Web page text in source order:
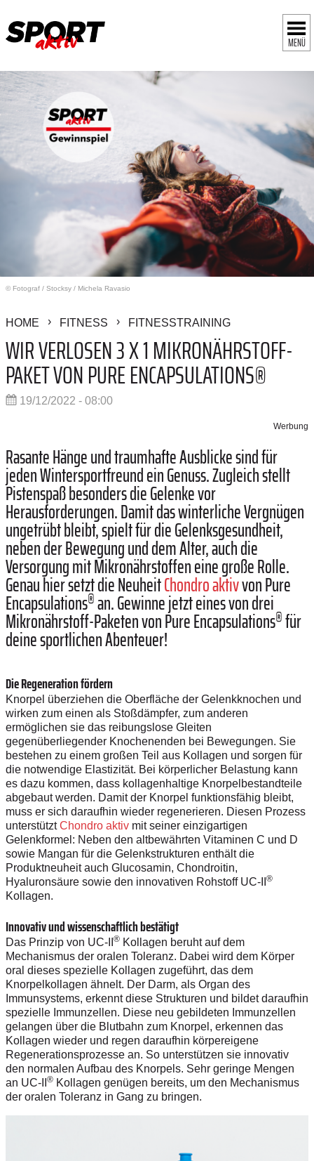
MENÜ
© Fotograf / Stocksy / Michela Ravasio
HOME FITNESS FITNESSTRAINING
WIR VERLOSEN 3 X 1 MIKRONÄHRSTOFF-
PAKET VON PURE ENCAPSULATIONS®
19/12/2022 - 08:00
Werbung
Rasante Hänge und traumhafte Ausblicke sind für
jeden Wintersportfreund ein Genuss. Zugleich stellt
Pistenspaß besonders die Gelenke vor
Herausforderungen. Damit das winterliche Vergnügen
ungetrübt bleibt, spielt für die Gelenksgesundheit,
neben der Bewegung und dem Alter, auch die
Versorgung mit Mikronährstoffen eine große Rolle.
Genau hier setzt die NeuheitChondro aktivvon Pure
Encapsulations®an. Gewinne jetzt eines von drei
Mikronährstoff-Paketen von Pure Encapsulations®für
deine sportlichen Abenteuer!
Die Regeneration fördern
Knorpel überziehen die Oberfläche der Gelenkknochen und
wirken zum einen als Stoßdämpfer, zum anderen
ermöglichen sie das reibungslose Gleiten
gegenüberliegender Knochenenden bei Bewegungen. Sie
bestehen zu einem großen Teil aus Kollagen und sorgen für
die notwendige Elastizität. Bei körperlicher Belastung kann
es dazu kommen, dass kollagenhaltige Knorpelbestandteile
abgebaut werden. Damit der Knorpel funktionsfähig bleibt,
muss er sich daraufhin wieder regenerieren. Diesen Prozess
unterstütztChondro aktiv mit seiner einzigartigen
Gelenkformel: Neben den altbewährten Vitaminen C und D
sowie Mangan für die Gelenkstrukturen enthält die
Produktneuheit auch Glucosamin, Chondroitin,
Hyaluronsäure sowie den innovativen Rohstoff UC-II ®
Kollagen.
Innovativ und wissenschaftlich bestätigt
Das Prinzip von UC-II ® Kollagen beruht auf dem
Mechanismus der oralen Toleranz. Dabei wird dem Körper
oral dieses spezielle Kollagen zugeführt, das dem
Knorpelkollagen ähnelt. Der Darm, als Organ des
Immunsystems, erkennt diese Strukturen und bildet daraufhin
spezielle Immunzellen. Diese neu gebildeten Immunzellen
gelangen über die Blutbahn zum Knorpel, erkennen das
Kollagen wieder und regen daraufhin körpereigene
Regenerationsprozesse an. So unterstützen sie innovativ
den normalen Aufbau des Knorpels. Sehr geringe Mengen
an UC-II ® Kollagen genügen bereits, um den Mechanismus
der oralen Toleranz in Gang zu bringen.